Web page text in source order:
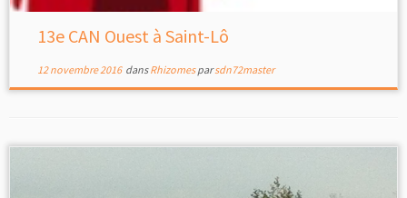
13e CAN Ouest à Saint-Lô
12 novembre 2016dansRhizomesparsdn72master